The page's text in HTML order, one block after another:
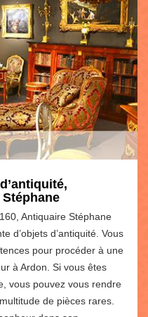
Antiquaire Stéphane
d’objets d’antiquité. Vous
pour procéder à une
à Ardon. Si vous êtes
vous pouvez vous rendre
de pièces rares.